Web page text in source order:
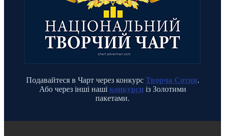
Подавайтеся в Чарт через конкурс Творча Сотня.
Або через інші наші конкурсиіз Золотими
пакетами.